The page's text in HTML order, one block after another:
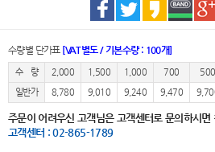
수량별 단가표 [VAT별도 / 기본수량 : 100개]
수 량 2,000 1,500 1,000 700 500
일반가
8,780 9,010 9,240 9,470
주문이 어려우신 고객님은 고객센터로 문의하시면
고객센터 : 02-865-1789